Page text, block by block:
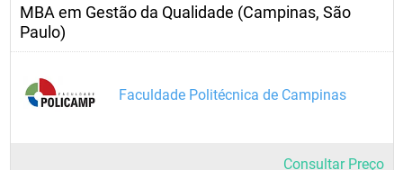
MBA em Gestão da Qualidade (Campinas, São
Paulo)
Faculdade Politécnica de Campinas
Consultar Preço